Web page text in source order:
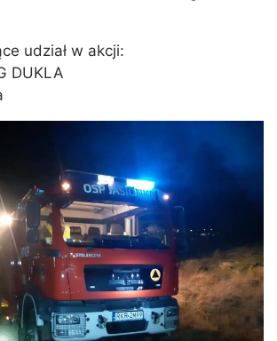
udział w akcji:
DUKLA